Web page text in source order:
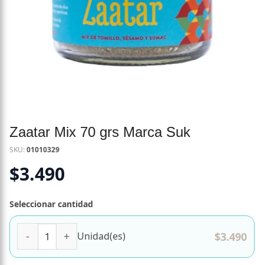
Zaatar Mix 70 grs Marca Suk
SKU:01010329
$3.490
Seleccionar cantidad
Unidad(es) $3.490